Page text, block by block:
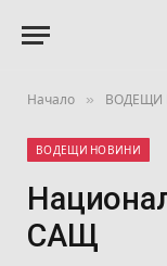
Начало » ВОДЕЩИ
ВОДЕЩИ НОВИНИ
САЩ